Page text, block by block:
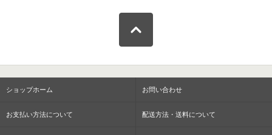
ショップホーム お問い合わせ
お支払い方法について 配送方法・送料について